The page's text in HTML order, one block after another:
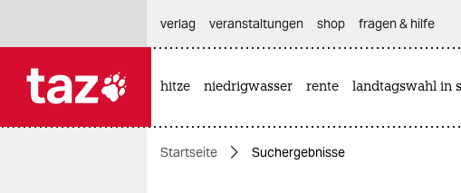
themen
verlag
veranstaltungen shop fragen & hilfe
hitze niedrigwasser rente landtagswahl in
Startseite Suchergebnisse